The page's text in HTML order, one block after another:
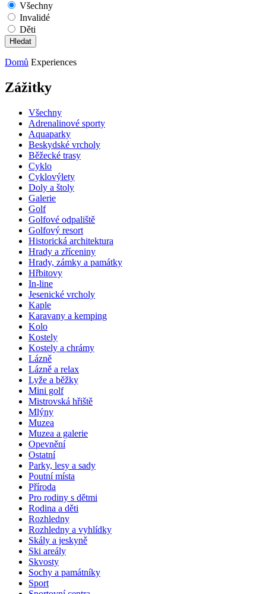
Všechny
Invalidé
Děti
Domů Experiences
Zážitky
Všechny
Adrenalinové sporty
Aquaparky
Beskydské vrcholy
Běžecké trasy
Cyklo
Cyklovýlety
Doly a štoly
Galerie
Golf
Golfové odpaliště
Golfový resort
Historická architektura
Hrady a zříceniny
Hrady, zámky a památky
Hřbitovy
In-line
Jesenické vrcholy
Kaple
Karavany a kemping
Kolo
Kostely
Kostely a chrámy
Lázně
Lázně a relax
Lyže a běžky
Mini golf
Mistrovská hřiště
Mlýny
Muzea
Muzea a galerie
Opevnění
Ostatní
Parky, lesy a sady
Poutní místa
Příroda
Pro rodiny s dětmi
Rodina a děti
Rozhledny
Rozhledny a vyhlídky
Skály a jeskyně
Ski areály
Skvosty
Sochy a památníky
Sport